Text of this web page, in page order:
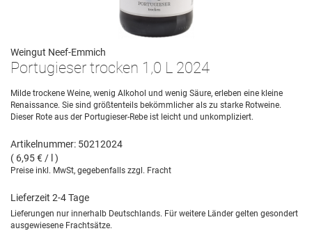
Weingut Neef-Emmich
Portugieser trocken 1,0 L 2024
Milde trockene Weine, wenig Alkohol und wenig Säure, erleben eine kleine
Renaissance. Sie sind größtenteils bekömmlicher als zu starke Rotweine.
Dieser Rote aus der Portugieser-Rebe ist leicht und unkompliziert.
Artikelnummer: 50212024
( 6,95 € / l )
Preise inkl. MwSt, gegebenfalls zzgl. Fracht
Lieferzeit 2-4 Tage
Lieferungen nur innerhalb Deutschlands. Für weitere Länder gelten gesondert
ausgewiesene Frachtsätze.